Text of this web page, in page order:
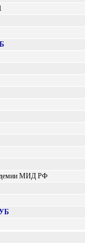
МИД РФ